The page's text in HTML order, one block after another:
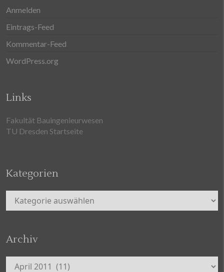
Anmelden
Eintrags-Feed
Kommentar-Feed
WordPress.org
Links
Fakultät Bauingenieurwesen
TU Dresden Startseite
Kategorien
Kategorien
Archiv
Archiv